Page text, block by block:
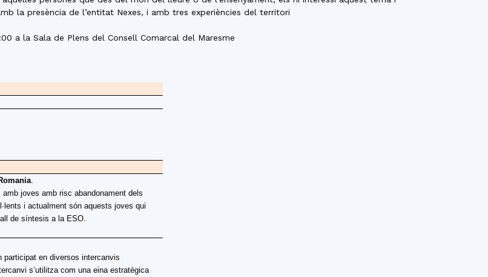
la presència de l’entitat Nexes, i amb tres experiències del territori
a la Sala de Plens del Consell Comarcal del Maresme
joves amb risc abandonament dels
i actualment són aquests joves qui
de síntesis a la ESO.
en diversos intercanvis
s’utilitza com una eina estratègica